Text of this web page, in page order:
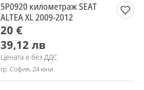
5P0920 километраж SEAT
ALTEA XL 2009-2012
20 €
39,12 лв
Цената е без ДДС
гр. София, 24 юни